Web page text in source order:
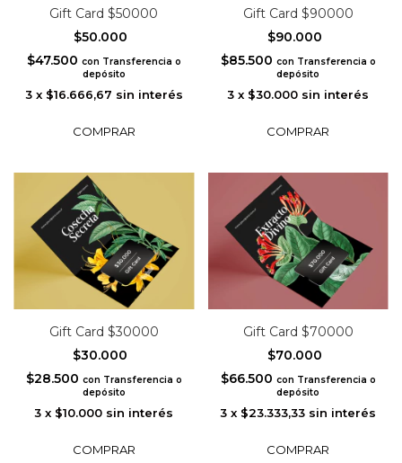
Gift Card $50000
$50.000
$47.500 con Transferencia o
depósito
3 x $16.666,67 sin interés
Gift Card $90000
$90.000
$85.500 con Transferencia o
depósito
3 x $30.000 sin interés
Gift Card $30000
$30.000
$28.500 con Transferencia o
depósito
3 x $10.000 sin interés
Gift Card $70000
$70.000
$66.500 con Transferencia o
depósito
3 x $23.333,33 sin interés